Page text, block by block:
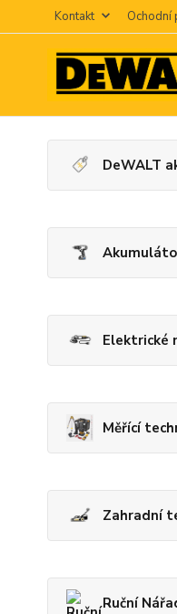
Kontakt Ochodní
DeWALT
Elektrické
Měřící
Zahradní
Ruční